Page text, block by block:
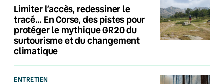
Limiter l’accès, redessiner le
tracé… En Corse, des pistes pour
protéger le mythique GR20 du
surtourisme et du changement
climatique
ENTRETIEN